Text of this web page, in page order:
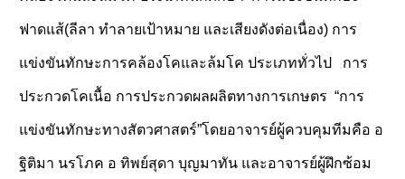
ฟาดแส้(ลีลา ทำลายเป้าหมาย และเสียงดังต่อเนื่อง) การ
แข่งขันทักษะการคล้องโคและล้มโค ประเภททั่วไป การ
ประกวดโคเนื้อ การประกวดผลผลิตทางการเกษตร “การ
แข่งขันทักษะทางสัตวศาสตร์”โดยอาจารย์ผู้ควบคุมทีมคือ อ
ฐิติมา นรโภค อ ทิพย์สุดา บุญมาทัน และอาจารย์ผู้ฝึกซ้อม